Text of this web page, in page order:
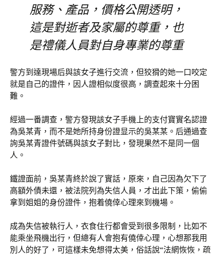
服務、產品，價格公開透明，
這是對逝者及家屬的尊重，也
是禮儀人員對自身專業的尊重
警方到達現場后與該女子進行交流，但狡猾的她一口咬定
就是自己的證件，因人證相似度很高，調查起來十分困
難。
經過一番調查，警方發現該女子手機上的支付寶實名認證
為吳某青，而不是她所持身份證显示的吳某某。后通過查
詢吳某青證件號碼與該女子對比，發現果然不是同一個
人。
鐵證面前，吳某青終於說了實話，原來，自己因為欠下了
高額外債未還，被法院列為失信人員，才出此下策，偷偷
拿到姐姐的身份證件，抱着僥倖心理來到機場。
成為失信被執行人，衣食住行都會受到很多限制，比如不
能乘坐飛機出行，但總有人會抱有僥倖心理，心想那我用
別人的好了，可這樣未免想得太美，俗話說“法網恢恢，疏